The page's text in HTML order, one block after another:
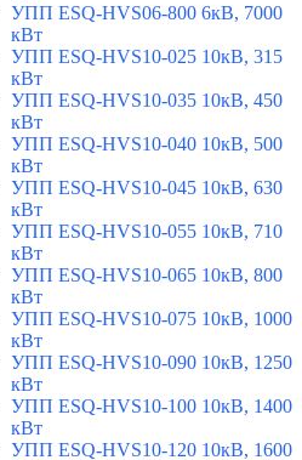
УПП ESQ-HVS06-800 6кВ, 7000
кВт
УПП ESQ-HVS10-025 10кВ, 315
кВт
УПП ESQ-HVS10-035 10кВ, 450
кВт
УПП ESQ-HVS10-040 10кВ, 500
кВт
УПП ESQ-HVS10-045 10кВ, 630
кВт
УПП ESQ-HVS10-055 10кВ, 710
кВт
УПП ESQ-HVS10-065 10кВ, 800
кВт
УПП ESQ-HVS10-075 10кВ, 1000
кВт
УПП ESQ-HVS10-090 10кВ, 1250
кВт
УПП ESQ-HVS10-100 10кВ, 1400
кВт
УПП ESQ-HVS10-120 10кВ, 1600